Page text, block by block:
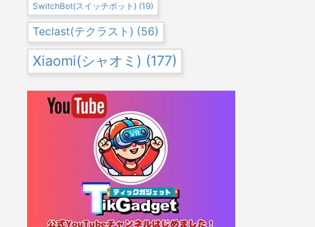
SwitchBot(スイッチボット) (19)
Teclast(テクラスト) (56)
Xiaomi(シャオミ) (177)